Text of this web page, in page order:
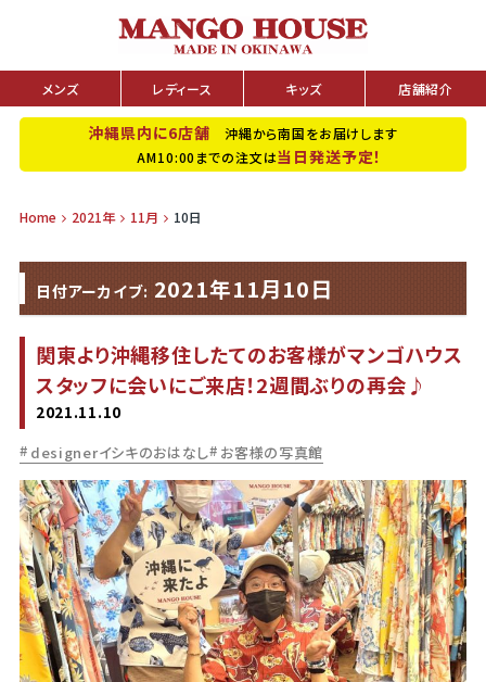
メンズ レディース キッズ 店舗紹介
沖縄県内に6店舗 沖縄から南国をお届けします
AM10:00までの注文は当日発送予定！
Home 2021年 11月 10日
日付アーカイブ: 2021年11月10日
関東より沖縄移住したてのお客様がマンゴハウス
スタッフに会いにご来店！2週間ぶりの再会♪
2021.11.10
designerイシキのおはなし お客様の写真館